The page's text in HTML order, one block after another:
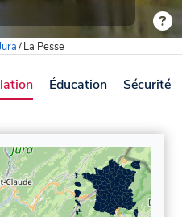
/La Pesse
Éducation Sécurité